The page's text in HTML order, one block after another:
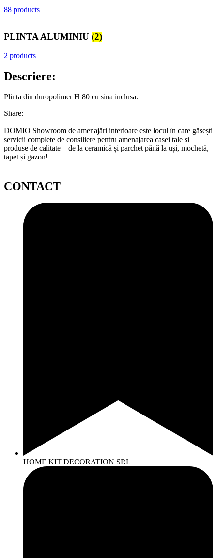
88 products
PLINTA ALUMINIU (2)
2 products
Descriere:
Plinta din duropolimer H 80 cu sina inclusa.
Share:
DOMIO Showroom de amenajări interioare este locul în care găsești
servicii complete de consiliere pentru amenajarea casei tale și
produse de calitate – de la ceramică și parchet până la uși, mochetă,
tapet și gazon!
CONTACT
HOME KIT DECORATION SRL